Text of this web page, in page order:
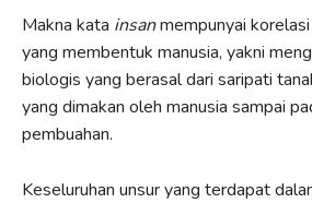
Makna kata insanmempunyai
yang membentuk manusia, yakni
biologis yang berasal dari saripati
yang dimakan oleh manusia sampai
pembuahan.
Keseluruhan unsur yang terdapat